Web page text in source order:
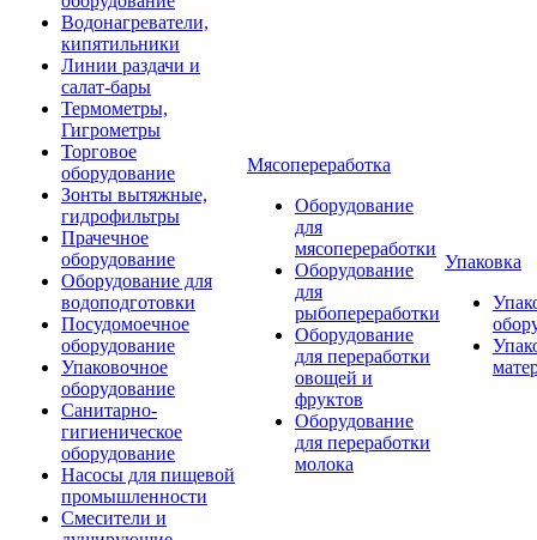
Водонагреватели,
кипятильники
Линии раздачи и
салат-бары
Термометры,
Гигрометры
Торговое
оборудование
Зонты вытяжные,
гидрофильтры
Прачечное
оборудование
Оборудование для
водоподготовки
Посудомоечное
оборудование
Упаковочное
оборудование
Санитарно-
гигиеническое
оборудование
Насосы для пищевой
промышленности
Смесители и
Мясопереработка
Оборудование
для
мясопереработки
Оборудование
для
рыбопереработки
Оборудование
для переработки
овощей и
фруктов
Оборудование
для переработки
молока
Упаковка